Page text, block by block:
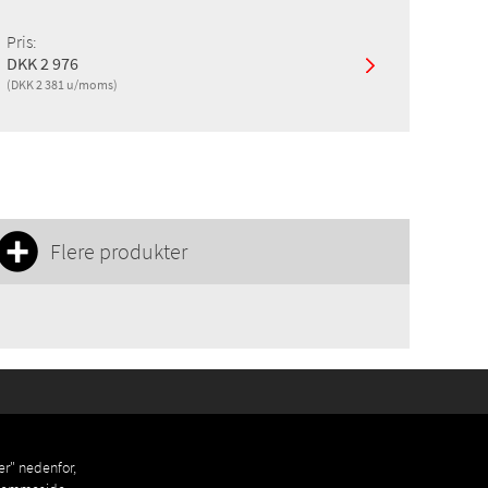
Pris:
DKK 2 976
(DKK 2 381 u/moms)
Flere produkter
nedenfor,